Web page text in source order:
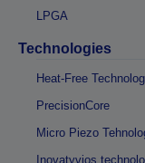
LPGA
Technologies
Heat-Free
PrecisionCore
Micro Piezo
Inovatyvios